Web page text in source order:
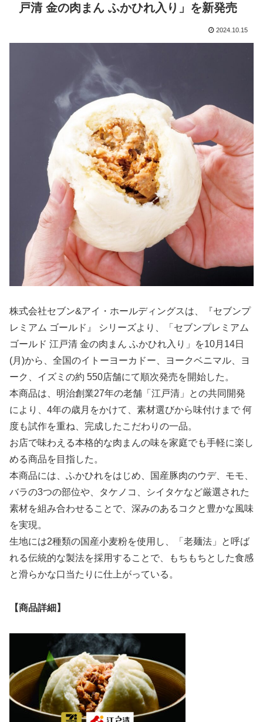
戸清 金の肉まん ふかひれ入り」を新発売
2024.10.15
株式会社セブン&アイ・ホールディングスは、『セブンプ
レミアム ゴールド』 シリーズより、「セブンプレミアム
ゴールド 江戸清 金の肉まん ふかひれ入り」を10月14日
(月)から、全国のイトーヨーカドー、ヨークベニマル、ヨ
ーク、イズミの約 550店舗にて順次発売を開始した。
本商品は、明治創業27年の老舗「江戸清」との共同開発
により、4年の歳月をかけて、素材選びから味付けまで 何
度も試作を重ね、完成したこだわりの一品。
お店で味わえる本格的な肉まんの味を家庭でも手軽に楽し
める商品を目指した。
本商品には、ふかひれをはじめ、国産豚肉のウデ、モモ、
バラの3つの部位や、タケノコ、シイタケなど厳選された
素材を組み合わせることで、深みのあるコクと豊かな風味
を実現。
生地には2種類の国産小麦粉を使用し、「老麺法」と呼ば
れる伝統的な製法を採用することで、もちもちとした食感
と滑らかな口当たりに仕上がっている。
【商品詳細】